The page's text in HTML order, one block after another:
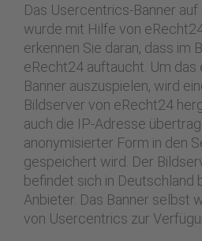
Das Usercentrics-Banner
wurde mit Hilfe von
erkennen Sie daran, dass im
eRecht24 auftaucht. Um
Banner auszuspielen, wird
Bildserver von eRecht24
auch die IP-Adresse
anonymisierter Form in den
gespeichert wird. Der
befindet sich in Deutschland
Anbieter. Das Banner selbst
von Usercentrics zur